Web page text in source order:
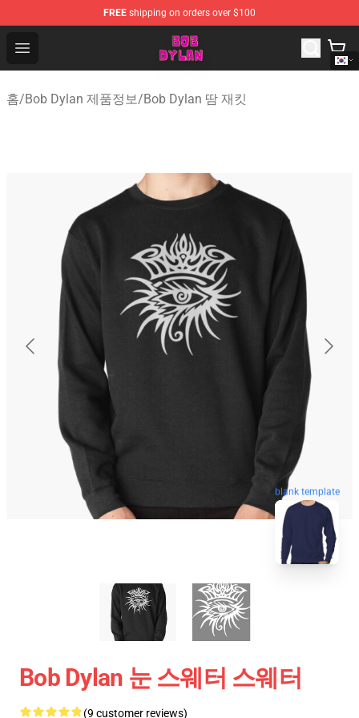
FREE shipping on orders over $100
Open menu
Bob Dylan Store - Official Bob Dylan Merchandise Shop
홈/Bob Dylan 제품정보/Bob Dylan 땀 재킷
blank template
Bob Dylan 눈 스웨터 스웨터
(9 customer reviews)